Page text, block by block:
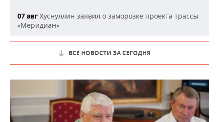
07 авг Хуснуллин заявил о заморозке проекта трассы
«Меридиан»
ВСЕ НОВОСТИ ЗА СЕГОДНЯ